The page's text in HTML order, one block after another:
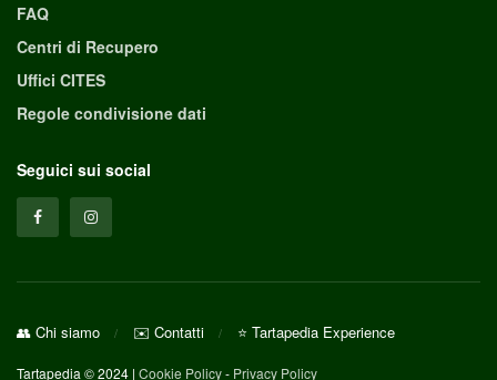
FAQ
Centri di Recupero
Uffici CITES
Regole condivisione dati
Seguici sui social
👥 Chi siamo ✉️ Contatti ⭐ Tartapedia Experience
Tartapedia © 2024 | Cookie Policy- Privacy Policy